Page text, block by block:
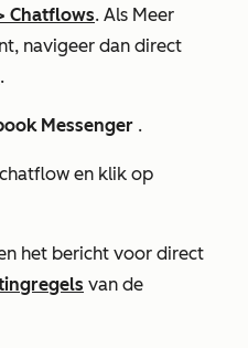
Chatflows. Als Meer
navigeer dan direct
.
Messenger .
en klik op
het bericht voor direct
van de